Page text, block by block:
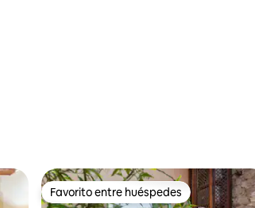
Favorito entre huéspedes
Favorito entre huéspedes